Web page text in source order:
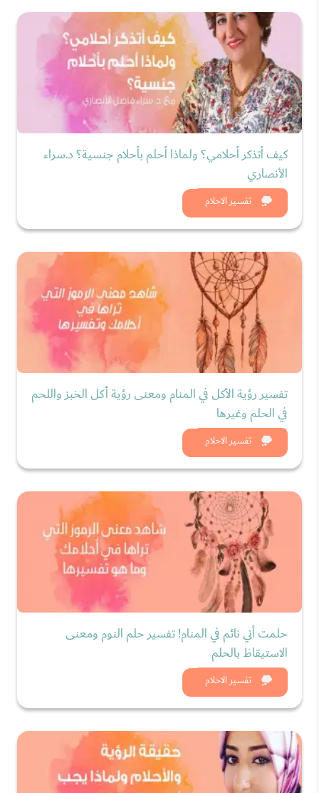
تفسير الاحلام
كيف أتذكر أحلامي؟ ولماذا أحلم بأحلام جنسية؟ د.سراء
الأنصاري
شاهد الان
تفسير الاحلام
تفسير رؤية الأكل في المنام ومعنى رؤية أكل الخبز واللحم
في الحلم وغيرها
شاهد الان
تفسير الاحلام
حلمت أني نائم في المنام! تفسير حلم النوم ومعنى
الاستيقاظ بالحلم
شاهد الان